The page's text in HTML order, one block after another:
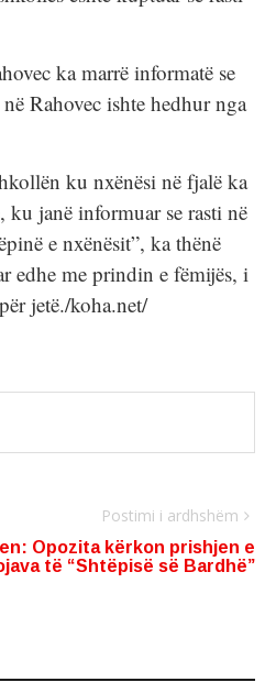
ka marrë informatë se
Rahovec ishte hedhur nga
ku nxënësi në fjalë ka
janë informuar se rasti në
e nxënësit”, ka thënë
edhe me prindin e fëmijës, i
jetë./koha.net/
Postimi i ardhshëm
Opozita kërkon prishjen e
të “Shtëpisë së Bardhë”